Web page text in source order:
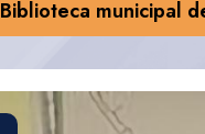
Biblioteca municipal